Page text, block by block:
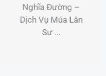
Nghĩa Đường –
Dịch Vụ Múa Lân
Sư ...